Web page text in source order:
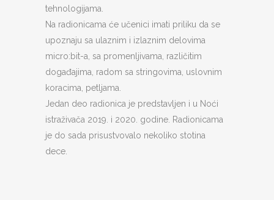
tehnologijama.
Na radionicama će učenici imati priliku da se
upoznaju sa ulaznim i izlaznim delovima
micro:bit-a, sa promenljivama, različitim
događajima, radom sa stringovima, uslovnim
koracima, petljama.
Jedan deo radionica je predstavljen i u Noći
istraživača 2019. i 2020. godine. Radionicama
je do sada prisustvovalo nekoliko stotina
dece.